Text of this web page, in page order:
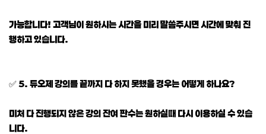
가능합니다! 고객님이 원하시는 시간을 미리 말씀주시면 시간에 맞춰 진
행하고 있습니다.
✅ 5. 듀오제 강의를 끝까지 다 하지 못했을 경우는 어떻게 하나요?
미처 다 진행되지 않은 강의 잔여 판수는 원하실때 다시 이용하실 수 있습
니다.